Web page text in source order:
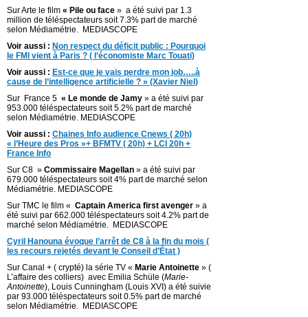
Sur Arte le film « Pile ou face » a été suivi par 1.3
million de téléspectateurs soit 7.3% part de marché
selon Médiamétrie. MEDIASCOPE
Voir aussi : Non respect du déficit public : Pourquoi
le FMI vient à Paris ? ( l’économiste Marc Touati)
Voir aussi : Est-ce que je vais perdre mon job…..à
cause de l’intelligence artificielle ? » (Xavier Niel)
Sur France 5 « Le monde de Jamy » a été suivi par
953.000 téléspectateurs soit 5.2% part de marché
selon Médiamétrie. MEDIASCOPE
Voir aussi : Chaines Info audience Cnews ( 20h)
« l’Heure des Pros »+ BFMTV ( 20h) + LCI 20h +
France Info
Sur C8 » Commissaire Magellan » a été suivi par
679.000 téléspectateurs soit 4% part de marché selon
Médiamétrie. MEDIASCOPE
Sur TMC le film « Captain America first avenger » a
été suivi par 662.000 téléspectateurs soit 4.2% part de
marché selon Médiamétrie. MEDIASCOPE
Cyril Hanouna évoque l’arrêt de C8 à la fin du mois (
les recours rejetés devant le Conseil d’État )
Sur Canal + ( crypté) la série TV « Marie Antoinette » (
L’affaire des colliers) avec Emilia Schüle (Marie-
Antoinette), Louis Cunningham (Louis XVI) a été suivie
par 93.000 téléspectateurs soit 0.5% part de marché
selon Médiamétrie. MEDIASCOPE